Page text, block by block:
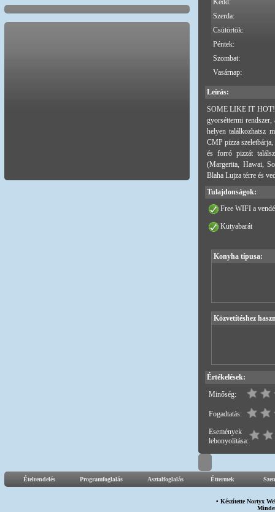
Kedd:
Szerda:
Csütörtök:
Péntek:
Szombat:
Vasárnap:
Leírás:
SOME LIKE IT HOT!
gyorséttermi
helyen találkozhatsz
CMP pizza
és forró pizzát
(Margerita, Hawai,
Blaha Lujza térre és
Tulajdonságok:
Free WIFI a
Kutyabarát
Konyha típusa:
Közvetítéshez
Értékelések:
Minőség:
Fogadtatás:
Események
lebonyolítása:
Ételrendelés Programfoglalás Asztalfoglalás Éttermek
• KészítetteNortyx